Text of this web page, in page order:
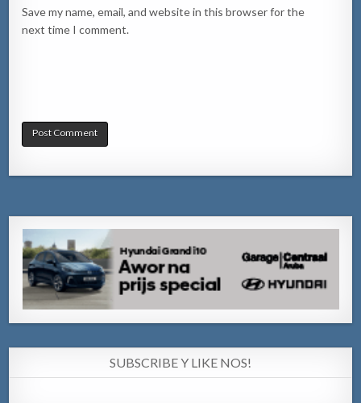
Save my name, email, and website in this browser for the
next time I comment.
SUBSCRIBE Y LIKE NOS!